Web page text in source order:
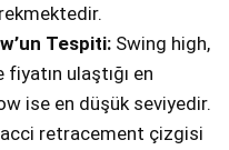
Tespiti: Swing high,
ulaştığı en
ise en düşük seviyedir.
retracement çizgisi